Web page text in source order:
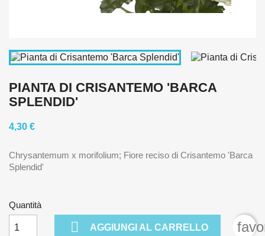
PIANTA DI CRISANTEMO 'BARCA
SPLENDID'
4,30 €
Chrysantemum x morifolium; Fiore reciso di Crisantemo 'Barca
Splendid'
Quantità
 AGGIUNGI AL CARRELLO